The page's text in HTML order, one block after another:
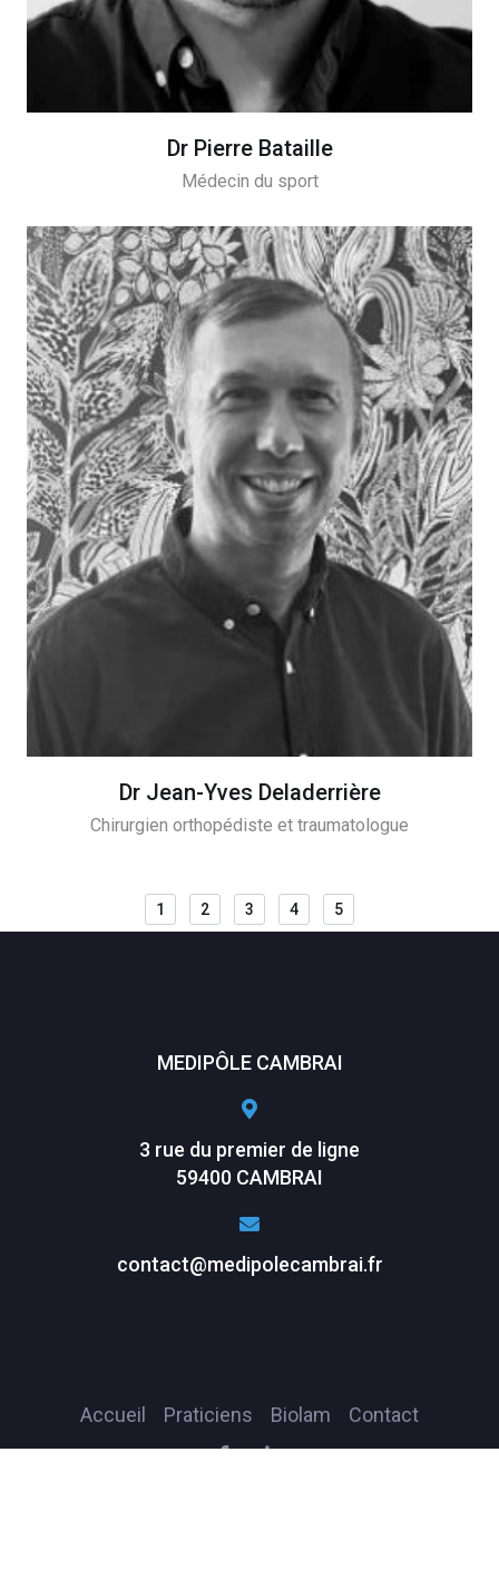
Dr Pierre Bataille
Médecin du sport
Dr Jean-Yves Deladerrière
Chirurgien orthopédiste et traumatologue
1 2 3 4 5
MEDIPÔLE CAMBRAI
3 rue du premier de ligne
59400 CAMBRAI
contact@medipolecambrai.fr
Accueil Praticiens Biolam Contact